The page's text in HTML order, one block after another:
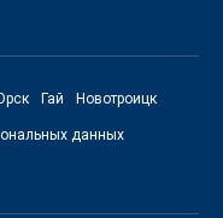
Гай Новотроицк
данных